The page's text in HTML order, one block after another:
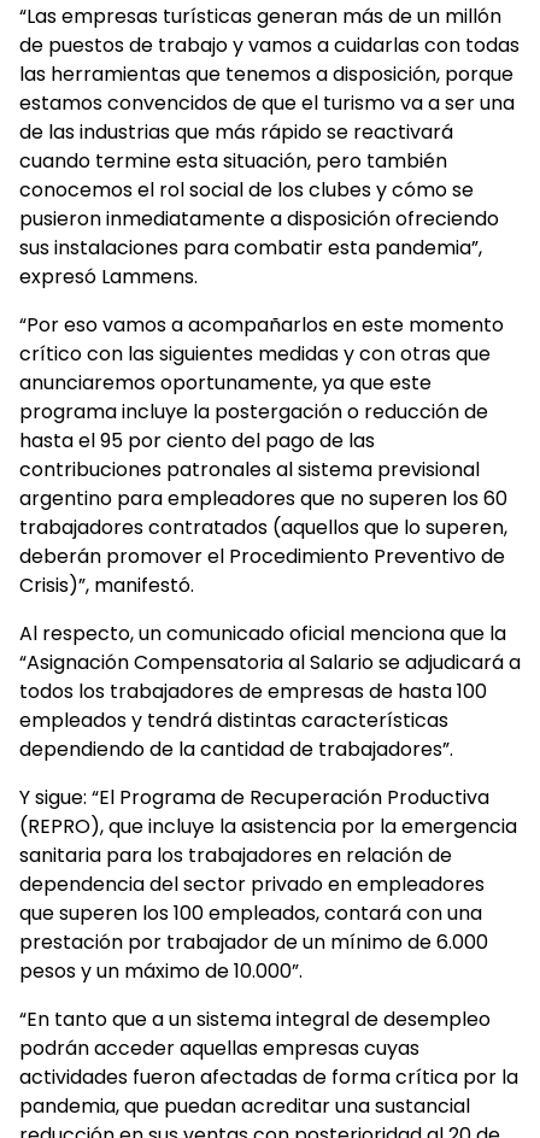
“Las empresas turísticas generan más de un millón
de puestos de trabajo y vamos a cuidarlas con todas
las herramientas que tenemos a disposición, porque
estamos convencidos de que el turismo va a ser una
de las industrias que más rápido se reactivará
cuando termine esta situación, pero también
conocemos el rol social de los clubes y cómo se
pusieron inmediatamente a disposición ofreciendo
sus instalaciones para combatir esta pandemia”,
expresó Lammens.
“Por eso vamos a acompañarlos en este momento
crítico con las siguientes medidas y con otras que
anunciaremos oportunamente, ya que este
programa incluye la postergación o reducción de
hasta el 95 por ciento del pago de las
contribuciones patronales al sistema previsional
argentino para empleadores que no superen los 60
trabajadores contratados (aquellos que lo superen,
deberán promover el Procedimiento Preventivo de
Crisis)”, manifestó.
Al respecto, un comunicado oficial menciona que la
“Asignación Compensatoria al Salario se adjudicará a
todos los trabajadores de empresas de hasta 100
empleados y tendrá distintas características
dependiendo de la cantidad de trabajadores”.
Y sigue: “El Programa de Recuperación Productiva
(REPRO), que incluye la asistencia por la emergencia
sanitaria para los trabajadores en relación de
dependencia del sector privado en empleadores
que superen los 100 empleados, contará con una
prestación por trabajador de un mínimo de 6.000
pesos y un máximo de 10.000”.
“En tanto que a un sistema integral de desempleo
podrán acceder aquellas empresas cuyas
actividades fueron afectadas de forma crítica por la
pandemia, que puedan acreditar una sustancial